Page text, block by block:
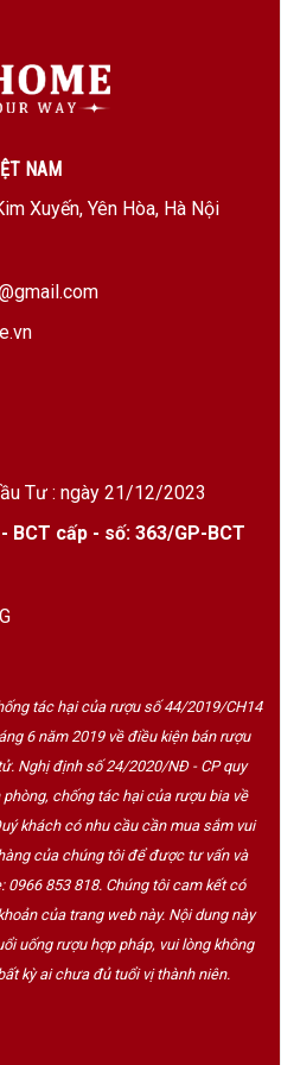
của sự phối trộn tinh
gia vị và độ đậm đà
sung hương thơm tinh tế
địa, góp phần tạo nên
với ánh tím
giữa trái cây chín như
cùng hương gỗ sồi,
mộc
bằng, tannin mượt mà,
vị của trái cây chín và gia
NAM
Xuyến, Yên Hòa, Hà Nội
Tư : ngày 21/12/2023
BCT cấp - số: 363/GP-BCT
tác hại của rượu số 44/2019/CH14
6 năm 2019 về điều kiện bán rượu
Nghị định số 24/2020/NĐ - CP quy
chống tác hại của rượu bia về
khách có nhu cầu cần mua sắm vui
của chúng tôi để được tư vấn và
853 818. Chúng tôi cam kết có
của trang web này. Nội dung này
uống rượu hợp pháp, vui lòng không
kỳ ai chưa đủ tuổi vị thành niên.